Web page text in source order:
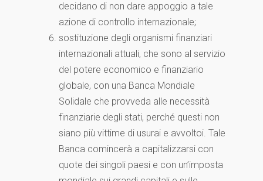
decidano di non dare appoggio a tale
azione di controllo internazionale;
sostituzione degli organismi finanziari
internazionali attuali, che sono al servizio
del potere economico e finanziario
globale, con una Banca Mondiale
Solidale che provveda alle necessità
finanziarie degli stati, perché questi non
siano più vittime di usurai e avvoltoi. Tale
Banca comincerà a capitalizzarsi con
quote dei singoli paesi e con un’imposta